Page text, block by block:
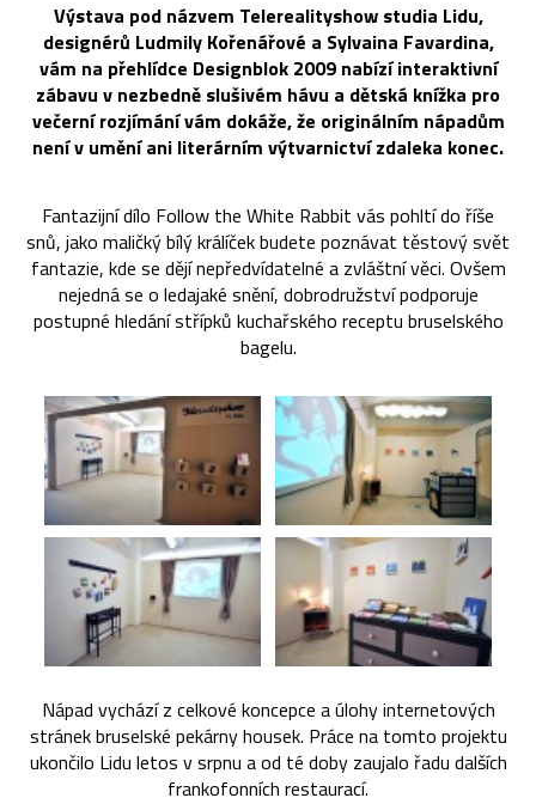
Výstava pod názvem Telerealityshow studia Lidu,
designérů Ludmily Kořenářové a Sylvaina Favardina,
vám na přehlídce Designblok 2009 nabízí interaktivní
zábavu v nezbedně slušivém hávu a dětská knížka pro
večerní rozjímání vám dokáže, že originálním nápadům
není v umění ani literárním výtvarnictví zdaleka konec.
Fantazijní dílo Follow the White Rabbit vás pohltí do říše
snů, jako maličký bílý králíček budete poznávat těstový svět
fantazie, kde se dějí nepředvídatelné a zvláštní věci. Ovšem
nejedná se o ledajaké snění, dobrodružství podporuje
postupné hledání střípků kuchařského receptu bruselského
bagelu.
Nápad vychází z celkové koncepce a úlohy internetových
stránek bruselské pekárny housek. Práce na tomto projektu
ukončilo Lidu letos v srpnu a od té doby zaujalo řadu dalších
frankofonních restaurací.